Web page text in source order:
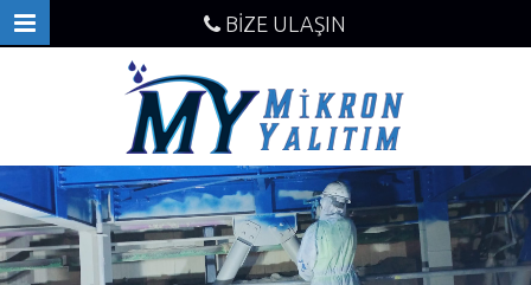
BİZE ULAŞIN